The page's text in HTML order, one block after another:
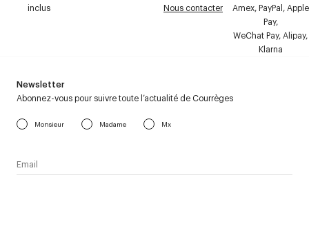
inclus
Nous contacter
Amex, PayPal, Apple
Pay,
WeChat Pay, Alipay,
Klarna
Newsletter
Abonnez-vous pour suivre toute l’actualité de Courrèges
Monsieur Madame Mx